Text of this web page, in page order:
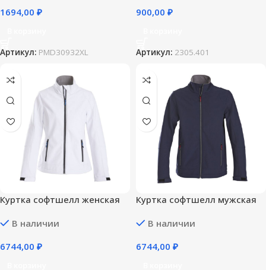
1694,00 ₽
Артикул: PMD30932XL
900,00 ₽
Артикул: 2305.401
Куртка софтшелл женская
В наличии
6744,00 ₽
Куртка софтшелл мужская
В наличии
6744,00 ₽